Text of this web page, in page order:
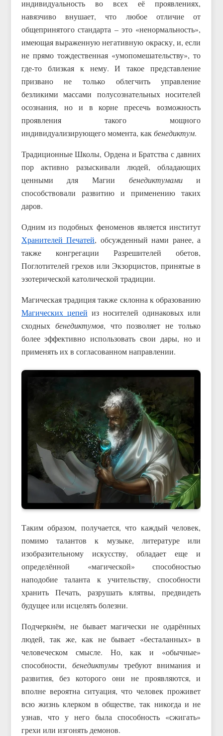
индивидуальность во всех её проявлениях,
навязчиво внушает, что любое отличие от
общепринятого стандарта – это «ненормальность»,
имеющая выраженную негативную окраску, и, если
не прямо тождественная «умопомешательству», то
где-то близкая к нему. И такое представление
призвано не только облегчить управление
безликими массами полусознательных носителей
осознания, но и в корне пресечь возможность
проявления такого мощного
индивидуализирующего момента, какбенедиктум.
Традиционные Школы, Ордена и Братства с давних
пор активно разыскивали людей, обладающих
ценными для Магии бенедиктумамии
способствовали развитию и применению таких
даров.
Одним из подобных феноменов является институт
Хранителей Печатей, обсужденный нами ранее, а
также конгрегации Разрешителей обетов,
Поглотителей грехов или Экзорцистов, принятые в
эзотерической католической традиции.
Магическая традиция также склонна к образованию
Магических цепей из носителей одинаковых или
сходных бенедиктумов, что позволяет не только
более эффективно использовать свои дары, но и
применять их в согласованном направлении.
Таким образом, получается, что каждый человек,
помимо талантов к музыке, литературе или
изобразительному искусству, обладает еще и
определённой «магической» способностью
наподобие таланта к учительству, способности
хранить Печать, разрушать клятвы, предвидеть
будущее или исцелять болезни.
Подчеркнём, не бывает магически не одарённых
людей, так же, как не бывает «бесталанных» в
человеческом смысле. Но, как и «обычные»
способности, бенедиктумы требуют внимания и
развития, без которого они не проявляются, и
вполне вероятна ситуация, что человек проживет
всю жизнь клерком в обществе, так никогда и не
узнав, что у него была способность «сжигать»
грехи или изгонять демонов.